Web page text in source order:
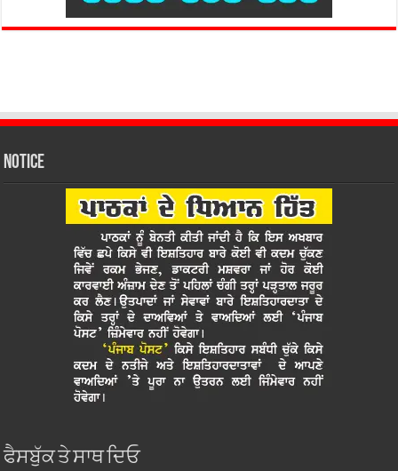
Notice
ਫੈਸਬੁੱਕ ਤੇ ਸਾਥ ਦਿਓ